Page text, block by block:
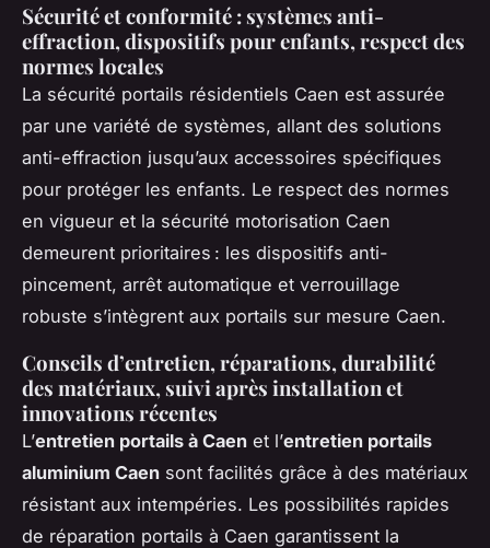
Sécurité et conformité : systèmes anti-
effraction, dispositifs pour enfants, respect des
normes locales
La sécurité portails résidentiels Caen est assurée
par une variété de systèmes, allant des solutions
anti-effraction jusqu’aux accessoires spécifiques
pour protéger les enfants. Le respect des normes
en vigueur et la sécurité motorisation Caen
demeurent prioritaires : les dispositifs anti-
pincement, arrêt automatique et verrouillage
robuste s’intègrent aux portails sur mesure Caen.
Conseils d’entretien, réparations, durabilité
des matériaux, suivi après installation et
innovations récentes
L’entretien portails à Caen et l’entretien portails
aluminium Caen sont facilités grâce à des matériaux
résistant aux intempéries. Les possibilités rapides
de réparation portails à Caen garantissent la